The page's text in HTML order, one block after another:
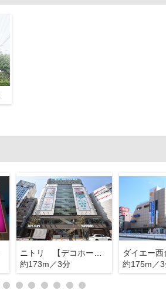
約173m／3分
ダイエー西
約175m／